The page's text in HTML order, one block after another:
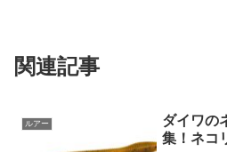
関連記事
ルアー
ダイワの
集！ネコ